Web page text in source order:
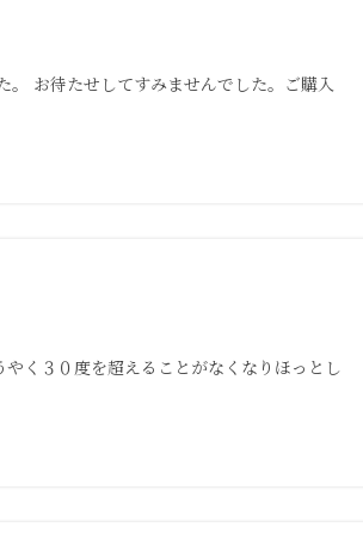
。 お待たせしてすみませんでした。ご購入
やく３０度を超えることがなくなりほっとし